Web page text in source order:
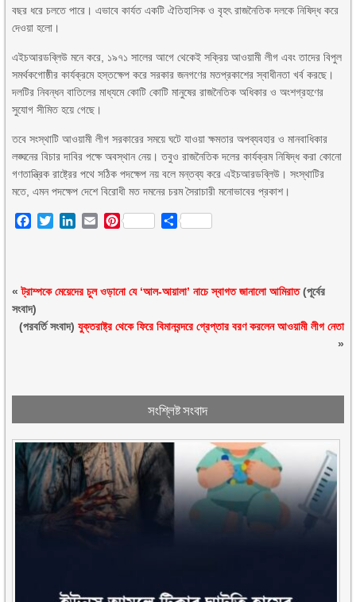
বছর ধরে চলতে পারে। এভাবে কার্যত একটি ঐতিহাসিক ও বৃহৎ রাজনৈতিক দলকে নিষিদ্ধ করে
দেওয়া হলো।
এইচআরডব্লিউ মনে করে, ১৯৭১ সালের আগে থেকেই সক্রিয় আওয়ামী লীগ এবং তাদের বিপুল
সমর্থকগোষ্ঠীর কার্যক্রমে হস্তক্ষেপ করে সরকার জনগণের মতপ্রকাশের স্বাধীনতা খর্ব করছে।
দলটির নিবন্ধন বাতিলের মাধ্যমে কোটি কোটি মানুষের রাজনৈতিক অধিকার ও অংশগ্রহণের
সুযোগ সীমিত হয়ে গেছে।
তবে সংস্থাটি আওয়ামী লীগ সরকারের সময়ে ঘটে যাওয়া ক্ষমতার অপব্যবহার ও মানবাধিকার
লঙ্ঘনের বিচার দাবির পক্ষে অবস্থান নেয়। তবুও রাজনৈতিক দলের কার্যক্রম নিষিদ্ধ করা কোনো
গণতান্ত্রিক রাষ্ট্রের পথে সঠিক পদক্ষেপ নয় বলে মন্তব্য করে এইচআরডব্লিউ। সংস্থাটির
মতে, এমন পদক্ষেপ দেশে বিরোধী মত দমনের চরম সৈরাচারী মনোভাবের প্রকাশ।
Facebook
TwitterLinkedIn
EmailPinterest Share
«ট্রাম্পকে মেয়েদের চুল ওড়ানো যে ‘আল-আয়ালা’ নাচে স্বাগত জানালো আমিরাত(পূর্বের
সংবাদ)
(পরবর্তি সংবাদ) যুক্তরাষ্ট্র থেকে ফিরে বিমানবন্দরে গ্রেপ্তার বরণ করলেন আওয়ামী লীগ নেতা
»
সংশ্লিষ্ট সংবাদ